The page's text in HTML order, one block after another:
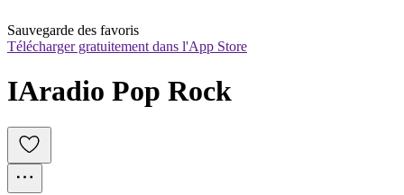
Sauvegarde des favoris
Télécharger gratuitement dans l'App Store
IAradio Pop Rock